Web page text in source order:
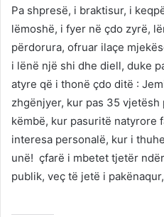
Pa shpresë, i braktisur, i
lëmoshë, i fyer në çdo zyrë,
përdorura, ofruar ilaçe
i lënë një shi dhe diell, duke
atyre që i thonë çdo ditë :
zhgënjyer, kur pas 35
këmbë, kur pasuritë natyrore
interesa personalë, kur i
unë! çfarë i mbetet tjetër
publik, veç të jetë i